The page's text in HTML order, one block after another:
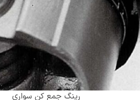
رینگ جمع کن سواری